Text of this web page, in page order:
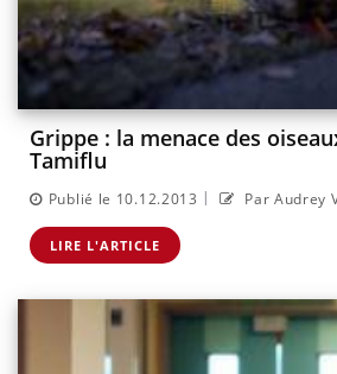
Grippe : la menace des
Tamiflu
Publié le 10.12.2013 | Par Audrey
LIRE L'ARTICLE